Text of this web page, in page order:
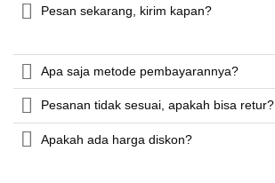
Pesan sekarang, kirim kapan?
Apa saja metode pembayarannya?
Pesanan tidak sesuai, apakah bisa retur?
Apakah ada harga diskon?